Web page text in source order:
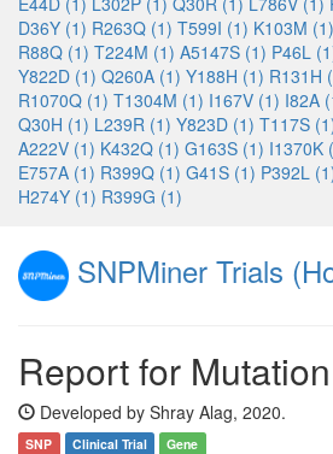
D36Y (1) R263Q (1) T599I (1) K103M (1)
R88Q (1) T224M (1) A5147S (1) P46L
Y822D (1) Q260A (1) Y188H (1) R131H
R1070Q (1) T1304M (1) I167V (1) I82A
Q30H (1) L239R (1) Y823D (1) T117S
A222V (1) K432Q (1) G163S (1) I1370K
E757A (1) R399Q (1) G41S (1) P392L
H274Y (1) R399G (1)
SNPMiner Trials
Report for
Developed by Shray Alag, 2020.
SNP Clinical Trial Gene